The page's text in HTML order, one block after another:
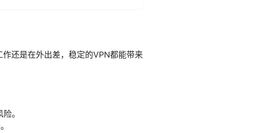
还是在外出差，稳定的VPN都能带来
。